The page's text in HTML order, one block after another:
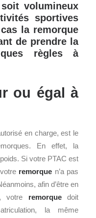
volumineux
sportives
la remorque
de prendre la
règles à
ou égal à
en charge, est le
En effet, la
Si votre PTAC est
remorque n’a pas
afin d’être en
votre remorquedoit
la même